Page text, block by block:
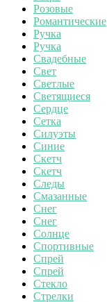
Розовые
Романтические
Ручка
Ручка
Свадебные
Свет
Светлые
Светящиеся
Сердце
Сетка
Силуэты
Синие
Скетч
Скетч
Следы
Смазанные
Снег
Снег
Солнце
Спортивные
Спрей
Спрей
Стекло
Стрелки